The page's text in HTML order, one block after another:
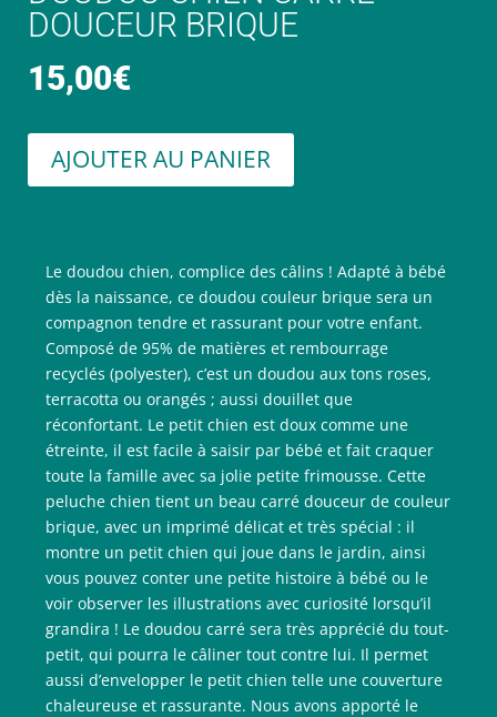
DOUCEUR BRIQUE
15,00€
AJOUTER AU PANIER
Le doudou chien, complice des câlins ! Adapté à bébé
dès la naissance, ce doudou couleur brique sera un
compagnon tendre et rassurant pour votre enfant.
Composé de 95% de matières et rembourrage
recyclés (polyester), c’est un doudou aux tons roses,
terracotta ou orangés ; aussi douillet que
réconfortant. Le petit chien est doux comme une
étreinte, il est facile à saisir par bébé et fait craquer
toute la famille avec sa jolie petite frimousse. Cette
peluche chien tient un beau carré douceur de couleur
brique, avec un imprimé délicat et très spécial : il
montre un petit chien qui joue dans le jardin, ainsi
vous pouvez conter une petite histoire à bébé ou le
voir observer les illustrations avec curiosité lorsqu’il
grandira ! Le doudou carré sera très apprécié du tout-
petit, qui pourra le câliner tout contre lui. Il permet
aussi d’envelopper le petit chien telle une couverture
chaleureuse et rassurante. Nous avons apporté le